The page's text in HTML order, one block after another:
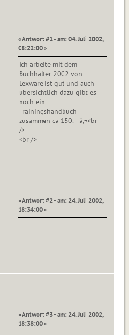
« Antwort #1 - am: 04. Juli 2002,
08:22:00 »
Ich arbeite mit dem
Buchhalter 2002 von
Lexware ist gut und auch
übersichtlich dazu gibt es
noch ein
Trainingshandbuch
zusammen ca 150.-- â,¬<br
/>
<br />
« Antwort #2 - am: 24. Juli 2002,
18:34:00 »
« Antwort #3 - am: 24. Juli 2002,
18:38:00 »